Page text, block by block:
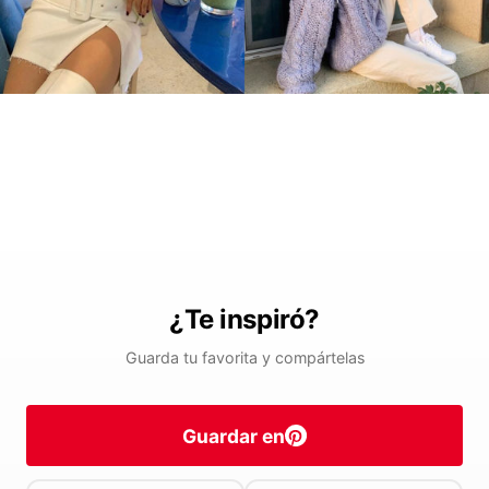
¿Te inspiró?
Guarda tu favorita y compártelas
Guardar en